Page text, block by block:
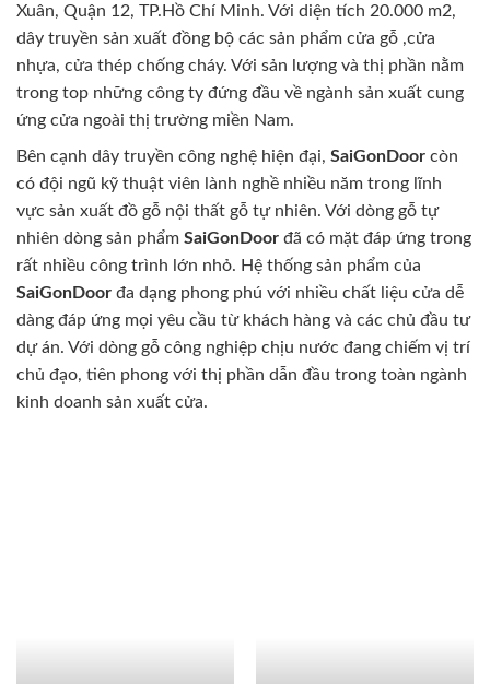
Xuân, Quận 12, TP.Hồ Chí Minh. Với diện tích 20.000 m2,
dây truyền sản xuất đồng bộ các sản phẩm cửa gỗ ,cửa
nhựa, cửa thép chống cháy. Với sản lượng và thị phần nằm
trong top những công ty đứng đầu về ngành sản xuất cung
ứng cửa ngoài thị trường miền Nam.
Bên cạnh dây truyền công nghệ hiện đại, SaiGonDoor còn
có đội ngũ kỹ thuật viên lành nghề nhiều năm trong lĩnh
vực sản xuất đồ gỗ nội thất gỗ tự nhiên. Với dòng gỗ tự
nhiên dòng sản phẩm SaiGonDoor đã có mặt đáp ứng trong
rất nhiều công trình lớn nhỏ. Hệ thống sản phẩm của
SaiGonDoor đa dạng phong phú với nhiều chất liệu cửa dễ
dàng đáp ứng mọi yêu cầu từ khách hàng và các chủ đầu tư
dự án. Với dòng gỗ công nghiệp chịu nước đang chiếm vị trí
chủ đạo, tiên phong với thị phần dẫn đầu trong toàn ngành
kinh doanh sản xuất cửa.